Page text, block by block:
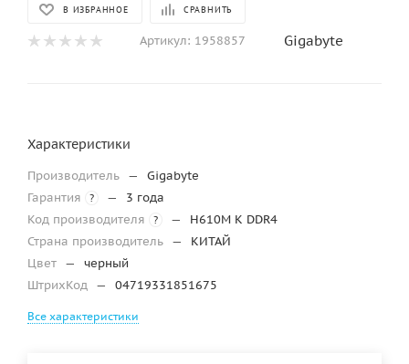
В ИЗБРАННОЕ СРАВНИТЬ
Артикул: 1958857 Gigabyte
Характеристики
Производитель —
Gigabyte
Гарантия
? —
3 года
Код производителя
? —
H610M K DDR4
Страна производитель —
КИТАЙ
Цвет —
черный
ШтрихКод — 04719331851675
Все характеристики